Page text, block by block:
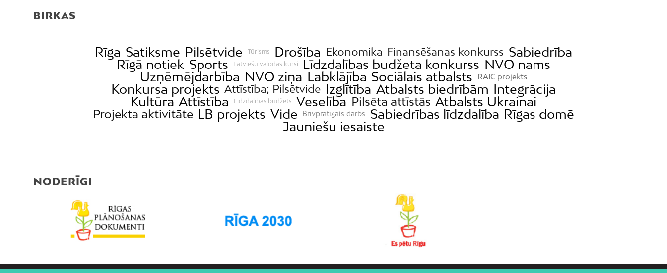
BIRKAS
Rīga Satiksme Pilsētvide Tūrisms Drošība Ekonomika Finansēšanas konkurss Sabiedrība
Rīgā notiek Sports Latviešu valodas kursi Līdzdalības budžeta konkurss NVO nams
Uzņēmējdarbība NVO ziņa Labklājība Sociālais atbalsts RAIC projekts
Konkursa projekts Attīstība; Pilsētvide Izglītība Atbalsts biedrībām Integrācija
Kultūra Attīstība Līdzdalības budžets Veselība Pilsēta attīstās Atbalsts Ukrainai
Projekta aktivitāte LB projekts Vide Brīvprātīgais darbs Sabiedrības līdzdalība Rīgas domē
Jauniešu iesaiste
NODERĪGI